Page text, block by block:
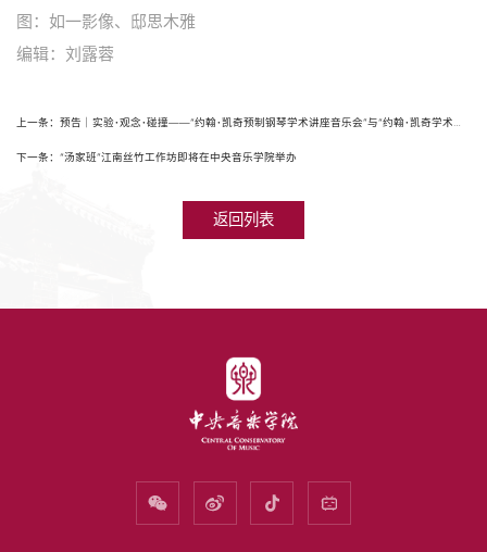
图：如一影像、邸思木雅
编辑：刘露蓉
下一条：“汤家班”江南丝竹工作坊即将在中央音乐学院举办
返回列表